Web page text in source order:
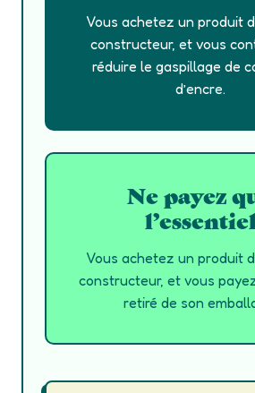
Vous achetez un produit
constructeur, et vous
réduire le gaspillage de
d’encre.
Ne payez
l’essentiel
Vous achetez un produit
constructeur, et vous
retiré de son